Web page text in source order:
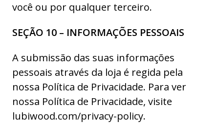
você ou por qualquer terceiro.
SEÇÃO 10 – INFORMAÇÕES PESSOAIS
A submissão das suas informações
pessoais através da loja é regida pela
nossa Política de Privacidade. Para ver
nossa Política de Privacidade, visite
lubiwood.com/privacy-policy.